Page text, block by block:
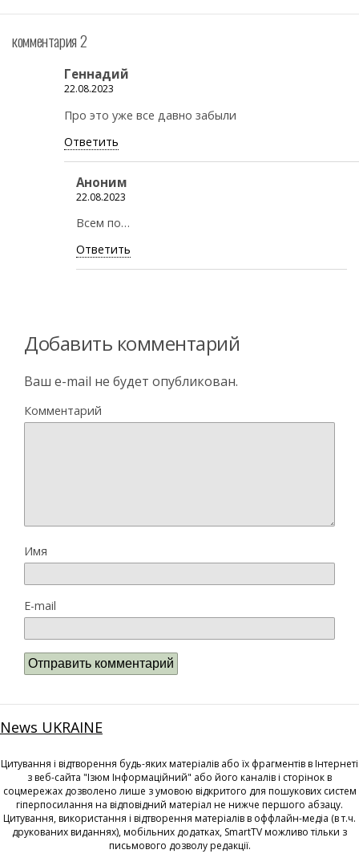
комментария 2
Геннадий
22.08.2023
Про это уже все давно забыли
Ответить
Аноним
22.08.2023
Всем по…
Ответить
Добавить комментарий
Ваш e-mail не будет опубликован.
Комментарий
Имя
E-mail
News UKRAINE
Цитування і відтворення будь-яких матеріалів або їх фрагментів в Інтернеті
з веб-сайта "Ізюм Інформаційний" або його каналів і сторінок в
соцмережах дозволено лише з умовою відкритого для пошукових систем
гіперпосилання на відповідний матеріал не нижче першого абзацу.
Цитування, використання і відтворення матеріалів в оффлайн-медіа (в т.ч.
друкованих виданнях), мобільних додатках, SmartTV можливо тільки з
письмового дозволу редакції.